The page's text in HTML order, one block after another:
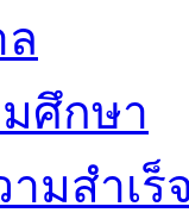
ศึกษา
มสำเร็